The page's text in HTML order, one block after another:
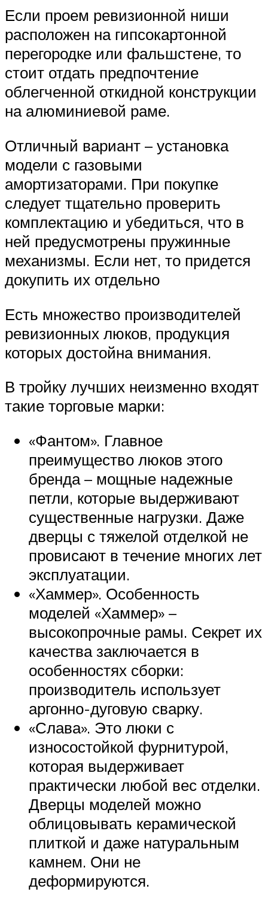
Если проем ревизионной ниши
расположен на гипсокартонной
перегородке или фальшстене, то
стоит отдать предпочтение
облегченной откидной конструкции
на алюминиевой раме.
Отличный вариант – установка
модели с газовыми
амортизаторами. При покупке
следует тщательно проверить
комплектацию и убедиться, что в
ней предусмотрены пружинные
механизмы. Если нет, то придется
докупить их отдельно
Есть множество производителей
ревизионных люков, продукция
которых достойна внимания.
В тройку лучших неизменно входят
такие торговые марки:
«Фантом». Главное
преимущество люков этого
бренда – мощные надежные
петли, которые выдерживают
существенные нагрузки. Даже
дверцы с тяжелой отделкой не
провисают в течение многих лет
эксплуатации.
«Хаммер». Особенность
моделей «Хаммер» –
высокопрочные рамы. Секрет их
качества заключается в
особенностях сборки:
производитель использует
аргонно-дуговую сварку.
«Слава». Это люки с
износостойкой фурнитурой,
которая выдерживает
практически любой вес отделки.
Дверцы моделей можно
облицовывать керамической
плиткой и даже натуральным
камнем. Они не
деформируются.